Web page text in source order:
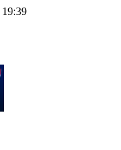
19:39